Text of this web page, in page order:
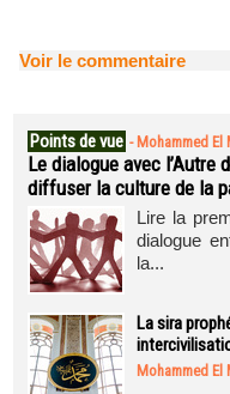
Voir le commentaire
Points de vue - Mohammed El
Le dialogue avec l’Autre
diffuser la culture de la
Lire la
dialogue
la...
La sira
Mohammed El